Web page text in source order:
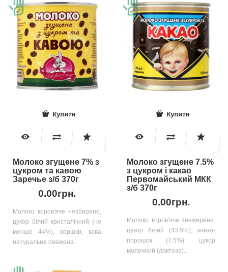
Купити
Молоко згущене 7% з
цукром та кавою
Заречье з/б 370г
0.00грн.
Молоко коров'яче незбиране,
цукор білий кристалічний (не
менше 44%), вершки, кава
натуральна смажена..
Купити
Молоко згущене 7.5%
з цукром і какао
Первомайський МКК
з/б 370г
0.00грн.
Молоко коров'яче знежирене,
цукор білий (43.5%), какао-
порошок (7.5%), цукор
молочний (лактоза)..